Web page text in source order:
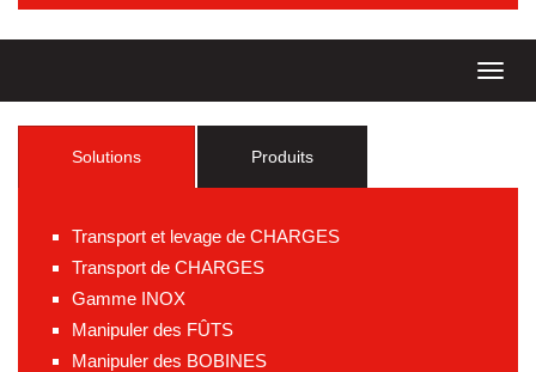
Solutions Produits
Transport et levage de CHARGES
Transport de CHARGES
Gamme INOX
Manipuler des FÛTS
Manipuler des BOBINES